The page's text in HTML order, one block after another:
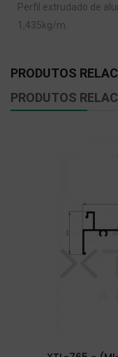
Perfil extrudado de
1,435kg/m.
PRODUTOS
PRODUTOS